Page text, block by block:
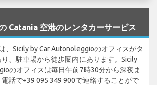
Catania 空港のレンタカーサービス
、Sicily by Car Autonoleggioのオフィスがタ
、駐車場から徒歩圏内にあります。Sicily
のオフィスは毎日午前7時30分から深夜ま
話で+39 095 349 900で連絡することがで